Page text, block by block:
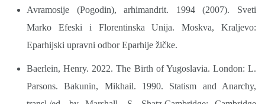
Avramosije (Pogodin), arhimandrit. 1994 (2007). Sveti
Marko Efeski i Florentinska Unija. Moskva, Kraljevo:
Eparhijski upravni odbor Eparhije žičke.
Baerlein, Henry. 2022. The Birth of Yugoslavia. London: L.
Parsons. Bakunin, Mikhail. 1990. Statism and Anarchy,